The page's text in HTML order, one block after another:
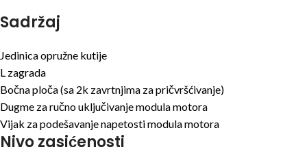
Sadržaj
Jedinica opružne kutije
L zagrada
Bočna ploča (sa 2k zavrtnjima za pričvršćivanje)
Dugme za ručno uključivanje modula motora
Vijak za podešavanje napetosti modula motora
Nivo zasićenosti